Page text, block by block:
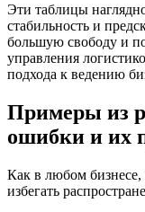
Эти таблицы
стабильность и
большую свободу и
управления
подхода к ведению
Примеры из
ошибки и их
Как в любом
избегать